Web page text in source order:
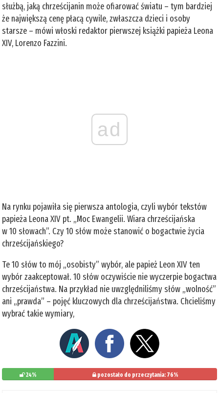
służbą, jaką chrześcijanin może ofiarować światu – tym bardziej
że największą cenę płacą cywile, zwłaszcza dzieci i osoby
starsze – mówi włoski redaktor pierwszej książki papieża Leona
XIV, Lorenzo Fazzini.
ad
Na rynku pojawiła się pierwsza antologia, czyli wybór tekstów
papieża Leona XIV pt. „Moc Ewangelii. Wiara chrześcijańska
w 10 słowach”. Czy 10 słów może stanowić o bogactwie życia
chrześcijańskiego?
Te 10 słów to mój „osobisty” wybór, ale papież Leon XIV ten
wybór zaakceptował. 10 słów oczywiście nie wyczerpie bogactwa
chrześcijaństwa. Na przykład nie uwzględniliśmy słów „wolność”
ani „prawda” – pojęć kluczowych dla chrześcijaństwa. Chcieliśmy
wybrać takie wymiary,
24% pozostało do przeczytania: 76%